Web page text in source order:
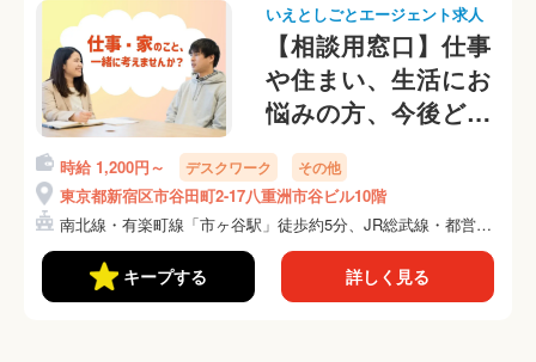
いえとしごとエージェント求人
【相談用窓口】仕事
や住まい、生活にお
悩みの方、今後どう
したら良いか一緒に
考えませんか？
時給 1,200円～ デスクワーク その他
東京都新宿区市谷田町2-17八重洲市谷ビル10階
南北線・有楽町線「市ヶ谷駅」徒歩約5分、JR総武線・都営新
宿...
キープする 詳しく見る